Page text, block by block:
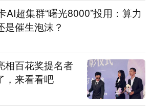
AI超集群“曙光8000”投用：算力
催生泡沫？
相百花奖提名者
，来看看吧